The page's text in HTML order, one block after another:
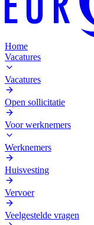
Home
Vacatures
Vacatures
Open sollicitatie
Voor werknemers
Werknemers
Huisvesting
Vervoer
Veelgestelde vragen